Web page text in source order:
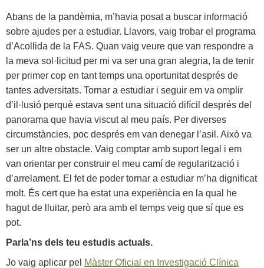
Abans de la pandèmia, m’havia posat a buscar informació
sobre ajudes per a estudiar. Llavors, vaig trobar el programa
d’Acollida de la FAS. Quan vaig veure que van respondre a
la meva sol·licitud per mi va ser una gran alegria, la de tenir
per primer cop en tant temps una oportunitat després de
tantes adversitats. Tornar a estudiar i seguir em va omplir
d’il·lusió perquè estava sent una situació difícil després del
panorama que havia viscut al meu país. Per diverses
circumstàncies, poc després em van denegar l’asil. Això va
ser un altre obstacle. Vaig comptar amb suport legal i em
van orientar per construir el meu camí de regularització i
d’arrelament. El fet de poder tornar a estudiar m’ha dignificat
molt. És cert que ha estat una experiència en la qual he
hagut de lluitar, però ara amb el temps veig que sí que es
pot.
Parla’ns dels teu estudis actuals.
Jo vaig aplicar pel Màster Oficial en Investigació Clínica